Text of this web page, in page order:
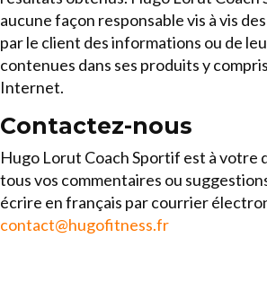
aucune façon responsable vis à vis
par le client des informations ou de
contenues dans ses produits y
Internet.
Contactez-nous
Hugo Lorut Coach Sportif est à votre
tous vos commentaires ou
écrire en français par courrier
contact@hugofitness.fr